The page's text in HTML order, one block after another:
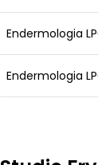
Endermologia
Endermologia